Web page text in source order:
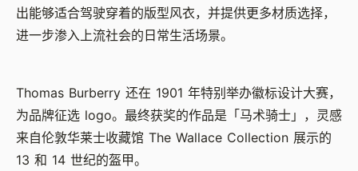
出能够适合驾驶穿着的版型风衣，并提供更多材质选择，
进一步渗入上流社会的日常生活场景。
Thomas Burberry 还在 1901 年特别举办徽标设计大赛，
为品牌征选 logo。最终获奖的作品是「马术骑士」，灵感
来自伦敦华莱士收藏馆 The Wallace Collection 展示的
13 和 14 世纪的盔甲。